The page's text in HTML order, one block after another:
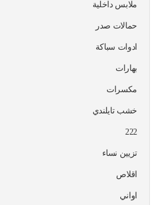
ملابس داخلية
حمالات صدر
ادوات سباكة
بهارات
مكسرات
خشب تايلندي
222
تزيين نساء
اقلاص
اواني